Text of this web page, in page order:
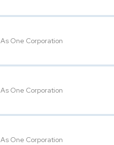
As One Corporation
As One Corporation
As One Corporation